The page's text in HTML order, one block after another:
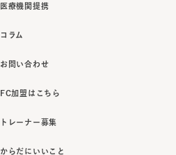
医療機関提携
コラム
お問い合わせ
FC加盟はこちら
トレーナー募集
からだにいいこと